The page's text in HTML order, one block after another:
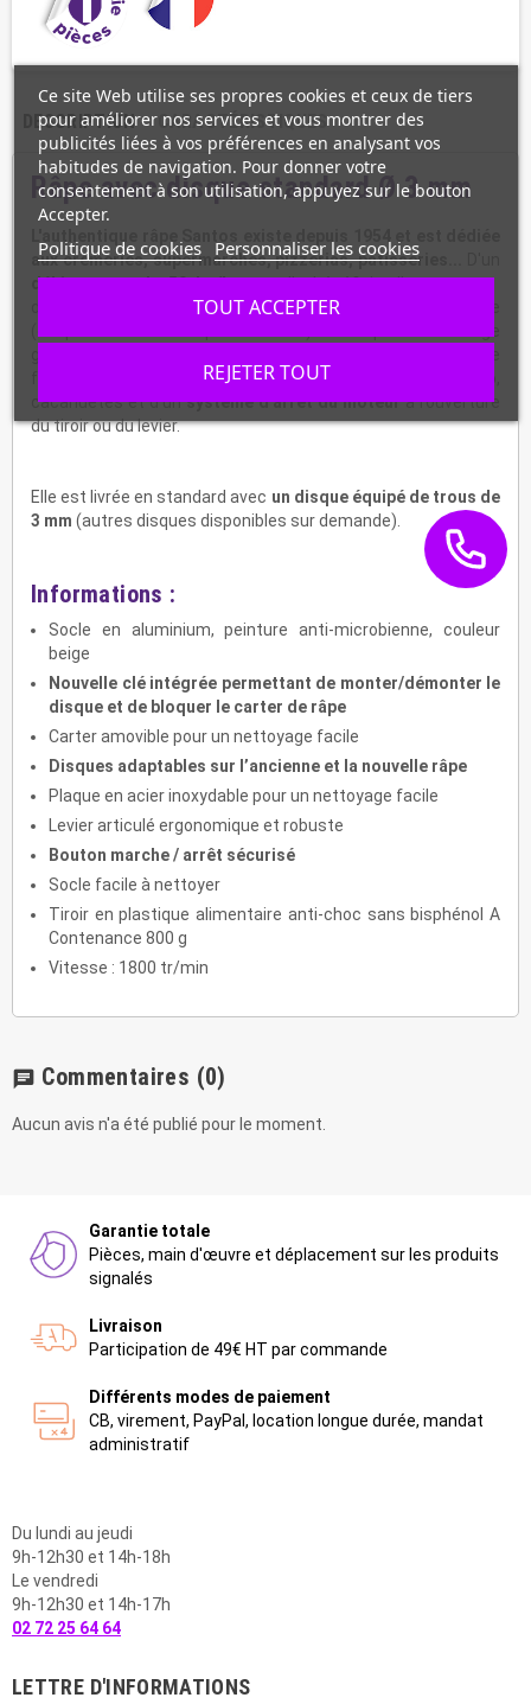
DESCRIPTION CARACTÉRISTIQUES
Râpe avec disque standard Ø 3 mm
aux crèmeries, supermarchés, pizzerias, pâtisseries...
débit moyen de 50 kg/heure,elle bénéficie d'un nouveau
facilitant le nettoyageet l’entretien de la râpe
fromages, fruits secs, arachides, chocolats, noix de coco,
cacahuètes et d'unsystème d'arrêt du moteurà l’ouverture
du tiroir ou du levier.
Elle est livrée en standard avec un disque équipé de trous de
3 mm (autres disques disponibles sur demande).
Informations :
Socle en aluminium, peinture anti-microbienne, couleur
beige
Nouvelle clé intégrée permettant de monter/démonter le
disque et de bloquer le carter de râpe
Carter amovible pour un nettoyage facile
Disques adaptables sur l’ancienne et la nouvelle râpe
Plaque en acier inoxydable pour un nettoyage facile
Levier articulé ergonomique et robuste
Bouton marche / arrêt sécurisé
Socle facile à nettoyer
Tiroir en plastique alimentaire anti-choc sans bisphénol A
Contenance 800 g
Vitesse : 1800 tr/min
chat Commentaires (0)
Aucun avis n'a été publié pour le moment.
Garantie totale
Pièces, main d'œuvre et déplacement sur les produits
signalés
Livraison
Participation de 49€ HT par commande
Différents modes de paiement
CB, virement, PayPal, location longue durée, mandat
administratif
Du lundi au jeudi
9h-12h30 et 14h-18h
Le vendredi
9h-12h30 et 14h-17h
02 72 25 64 64
LETTRE D'INFORMATIONS
Ce site Web utilise ses propres cookies et ceux de tiers
pour améliorer nos services et vous montrer des
publicités liées à vos préférences en analysant vos
habitudes de navigation. Pour donner votre
consentement à son utilisation, appuyez sur le bouton
Accepter.
Politique de cookies Personnaliser les cookies
REJETER TOUT
TOUT ACCEPTER